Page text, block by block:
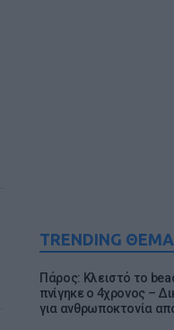
TRENDING
Πάρος: Κλειστό το
πνίγηκε ο 4χρονος –
για ανθρωποκτονία